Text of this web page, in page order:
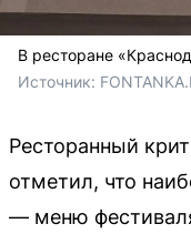
В ресторане
Источник:
Ресторанный
отметил, что
— меню